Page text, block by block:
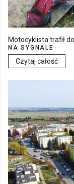
Motocyklista trafił
NA SYGNALE
Czytaj całość